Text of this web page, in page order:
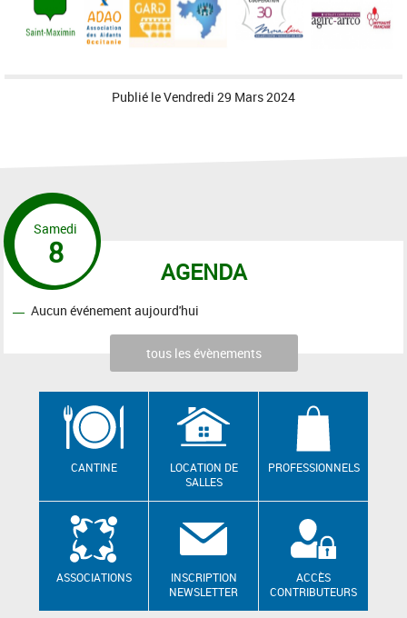
Publié leVendredi 29 Mars 2024
AGENDA
Samedi
8
Aucun événement aujourd'hui
tous les évènements
CANTINE
LOCATION DE
SALLES
PROFESSIONNELS
ASSOCIATIONS
INSCRIPTION
NEWSLETTER
ACCÈS
CONTRIBUTEURS